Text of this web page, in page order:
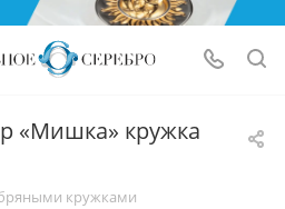
«Мишка» кружка
кружками